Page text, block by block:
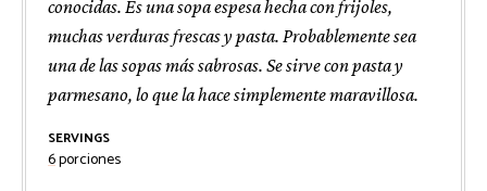
conocidas. Es una sopa espesa hecha con frijoles,
muchas verduras frescas y pasta. Probablemente sea
una de las sopas más sabrosas. Se sirve con pasta y
parmesano, lo que la hace simplemente maravillosa.
SERVINGS
6porciones